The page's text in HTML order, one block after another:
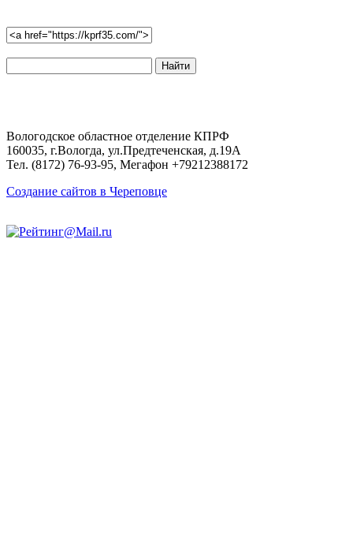
по
Вологодское областное отделение КПРФ
160035, г.Вологда, ул.Предтеченская, д.19А
Тел. (8172) 76-93-95, Мегафон +79212388172
Создание сайтов в Череповце